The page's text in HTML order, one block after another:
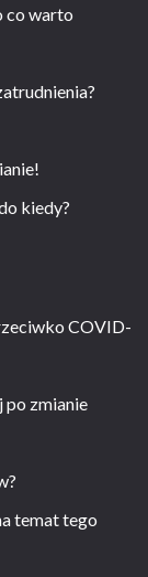
co warto
kiedy?
COVID-
po zmianie
temat tego